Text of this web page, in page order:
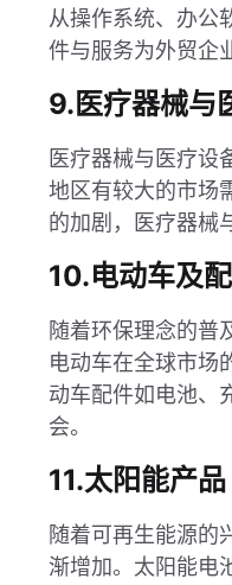
从操作系统、办公
件与服务为外贸企
9.医疗器械与
医疗器械与医疗设
地区有较大的市场
的加剧，医疗器械
10.电动车及
随着环保理念的普
电动车在全球市场
动车配件如电池、
会。
11.太阳能产品
随着可再生能源的
渐增加。太阳能电